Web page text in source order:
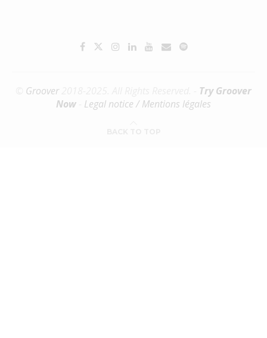
Groover2018-2025. All Rights Reserved. - Try Groover
Now
Legal notice / Mentions légales